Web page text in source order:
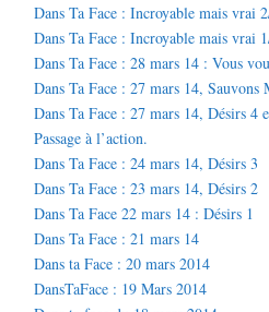
Dans Ta Face : Incroyable mais vrai
Dans Ta Face : Incroyable mais vrai
Dans Ta Face : 28 mars 14 : Vous
Dans Ta Face : 27 mars 14, Sauvons
Dans Ta Face : 27 mars 14, Désirs 4
Passage à l’action.
Dans Ta Face : 24 mars 14, Désirs 3
Dans Ta Face : 23 mars 14, Désirs 2
Dans Ta Face 22 mars 14 : Désirs 1
Dans Ta Face : 21 mars 14
Dans ta Face : 20 mars 2014
DansTaFace : 19 Mars 2014